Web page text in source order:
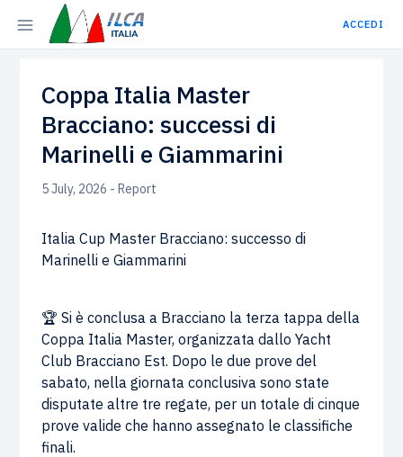
ACCEDI
Coppa Italia Master
Bracciano: successi di
Marinelli e Giammarini
5 July, 2026 - Report
Italia Cup Master Bracciano: successo di
Marinelli e Giammarini
🏆 Si è conclusa a Bracciano la terza tappa della
Coppa Italia Master, organizzata dallo Yacht
Club Bracciano Est. Dopo le due prove del
sabato, nella giornata conclusiva sono state
disputate altre tre regate, per un totale di cinque
prove valide che hanno assegnato le classifiche
finali.